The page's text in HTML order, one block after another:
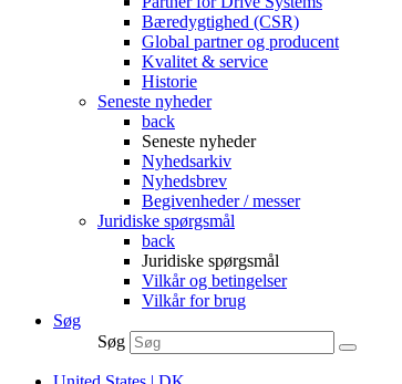
Bæredygtighed (CSR)
Global partner og producent
Kvalitet & service
Historie
Seneste nyheder
back
Seneste nyheder
Nyhedsarkiv
Nyhedsbrev
Begivenheder / messer
Juridiske spørgsmål
back
Juridiske spørgsmål
Vilkår og betingelser
Vilkår for brug
Søg
Søg